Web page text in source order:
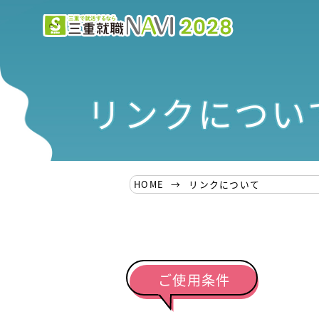
リンクについ
HOME リンクについて
ご使用条件